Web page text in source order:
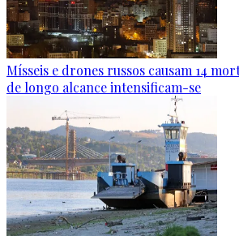
Mísseis e drones russos causam 14
de longo alcance intensificam-se